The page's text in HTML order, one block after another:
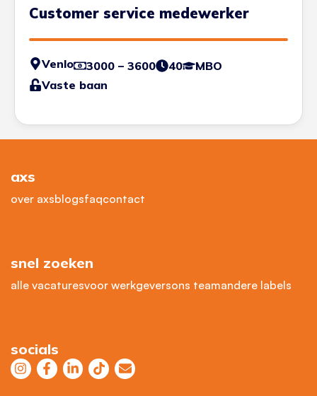
Customer service medewerker
Venlo 3000 – 3600 40
MBO
Vaste baan
axs
over axsblogsfaqcontact
snel zoeken
alle vacaturesvoor werkgeversons teamandere labels
socials